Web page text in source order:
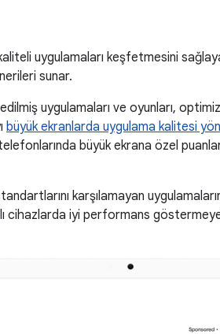
kaliteli uygulamaları keşfetmesini
sunar.
uygulamaları ve oyunları,
büyük ekranlarda uygulama kalitesi
telefonlarında büyük ekrana özel
karşılamayan
cihazlarda iyi performans